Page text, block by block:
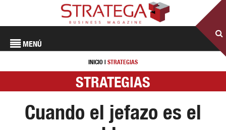
MENÚ
INICIO | STRATEGIAS
STRATEGIAS
Cuando el jefazo es el